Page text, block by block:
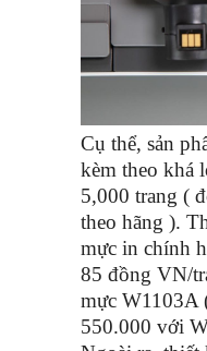
Cụ thể, sản
kèm theo khá
5,000 trang (
theo hãng ).
mực in chính
85 đồng VN/
mực W1103A
550.000 với